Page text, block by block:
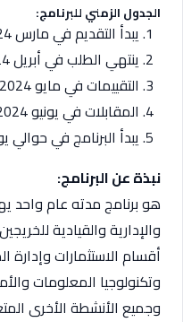
الجدول الزمني للبرنامج:
يبدأ التقديم في مارس 2024.
ينتهي الطلب في أبريل 2024.
التقييمات في مايو 2024.
المقابلات في يونيو 2024.
يبدأ البرنامج في حوالي
نبذة عن البرنامج:
هو برنامج مدته عام واحد
والإدارية والقيادية
أقسام الاستثمارات وإدارة
وتكنولوجيا المعلومات
وجميع الأنشطة الأخرى